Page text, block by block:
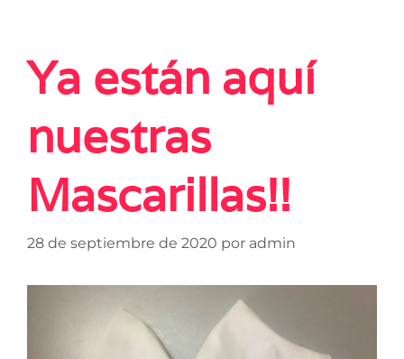
Ya están aquí
nuestras
Mascarillas!!
28 de septiembre de 2020 por admin